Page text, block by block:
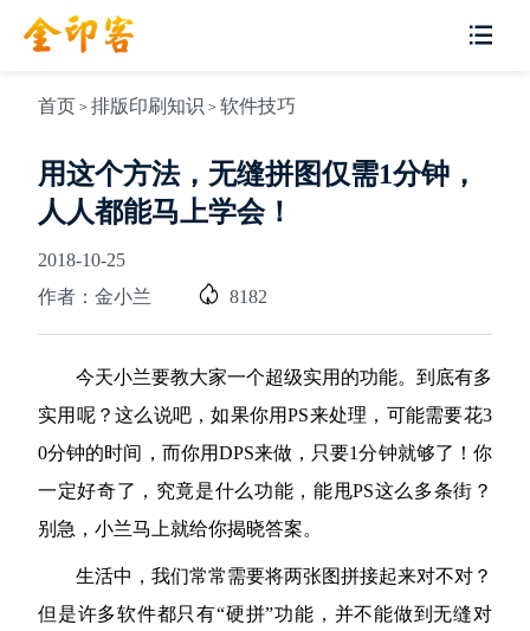
首页 > 排版印刷知识 > 软件技巧
用这个方法，无缝拼图仅需1分钟，
人人都能马上学会！
2018-10-25
作者：金小兰
8182
今天小兰要教大家一个超级实用的功能。到底有多
实用呢？这么说吧，如果你用PS来处理，可能需要花3
0分钟的时间，而你用DPS来做，只要1分钟就够了！你
一定好奇了，究竟是什么功能，能甩PS这么多条街？
别急，小兰马上就给你揭晓答案。
生活中，我们常常需要将两张图拼接起来对不对？
但是许多软件都只有“硬拼”功能，并不能做到无缝对